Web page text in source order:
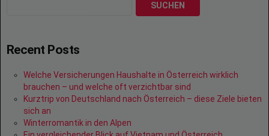
SUCHEN
Recent Posts
Welche Versicherungen Haushalte in Österreich wirklich
brauchen – und welche oft verzichtbar sind
Kurztrip von Deutschland nach Österreich – diese Ziele bieten
sich an
Winterromantik in den Alpen